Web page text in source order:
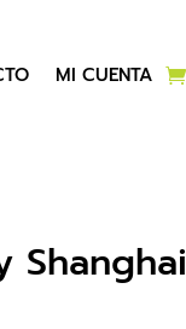
MI CUENTA
Shanghai